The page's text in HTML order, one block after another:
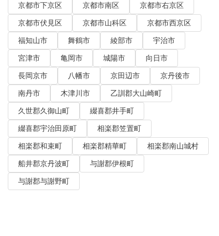
京都市下京区
京都市南区
京都市右京区
京都市伏見区
京都市山科区
京都市西京区
福知山市
舞鶴市 綾部市
宇治市
宮津市
亀岡市 城陽市
向日市
長岡京市
八幡市 京田辺市
京丹後市
南丹市
木津川市
乙訓郡大山崎町
久世郡久御山町
綴喜郡井手町
綴喜郡宇治田原町
相楽郡笠置町
相楽郡和束町
相楽郡精華町
相楽郡南山城村
船井郡京丹波町
与謝郡伊根町
与謝郡与謝野町